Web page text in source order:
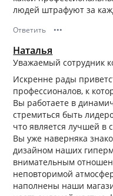
людей штрафуют за
Ответить •••
Наталья
Уважаемый сотрудник
Искренне рады
профессионалов, к
Вы работаете в
стремиться быть
что является лучшей в
Вы уже наверняка
дизайном наших
внимательным
неповторимой
наполнены наши